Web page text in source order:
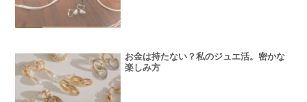
お金は持たない？私のジュエ活。密かな
楽しみ方